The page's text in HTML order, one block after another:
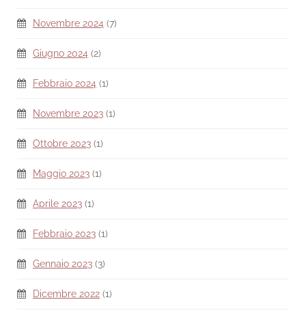
Novembre 2024 (7)
Giugno 2024 (2)
Febbraio 2024 (1)
Novembre 2023 (1)
Ottobre 2023 (1)
Maggio 2023 (1)
Aprile 2023 (1)
Febbraio 2023 (1)
Gennaio 2023 (3)
Dicembre 2022 (1)